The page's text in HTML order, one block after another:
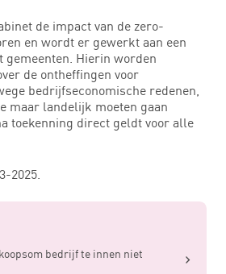
de impact van de zero-
en wordt er gewerkt aan een
gemeenten. Hierin worden
de ontheffingen voor
bedrijfseconomische redenen,
maar landelijk moeten gaan
toekenning direct geldt voor alle
2025.
bedrijf te innen niet